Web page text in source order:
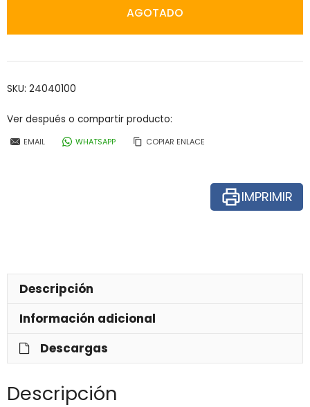
AGOTADO
SKU: 24040100
Ver después o compartir producto:
EMAIL WHATSAPP COPIAR ENLACE
IMPRIMIR
Descripción
Información adicional
Descargas
Descripción